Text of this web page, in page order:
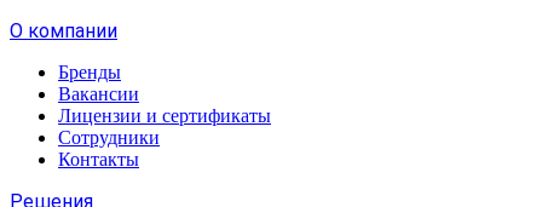
О компании
Бренды
Вакансии
Лицензии и сертификаты
Сотрудники
Контакты
Решения